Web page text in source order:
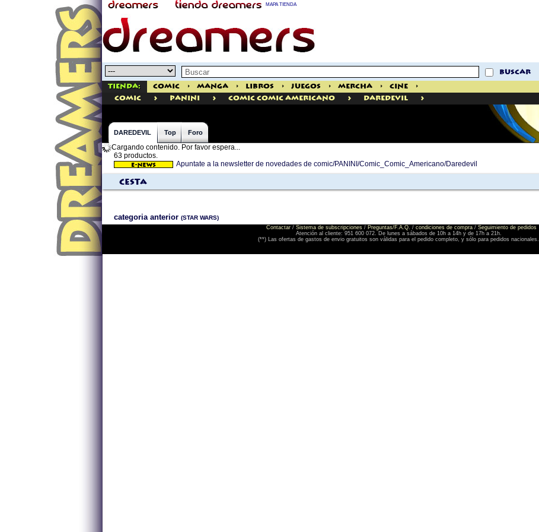
MAPA TIENDA
buscar
Tienda: Comic > Manga > Libros > Juegos > Mercha > Cine
>
comic
> PANINI > Comic Comic Americano > Daredevil >
DAREDEVIL Top Foro
Cargando contenido. Por favor espera...
63 productos.
Apuntate a la newsletter de novedades de comic/PANINI/Comic_Comic_Americano/Daredevil
Cesta
categoria anterior (STAR WARS)
Contactar / Sistema de subscripciones / Preguntas/F.A.Q. / condiciones de compra / Seguimiento de pedidos
Atención al cliente: 951 600 072. De lunes a sábados de 10h a 14h y de 17h a 21h.
(**) Las ofertas de gastos de envio gratuitos son válidas para el pedido completo, y sólo para pedidos nacionales.